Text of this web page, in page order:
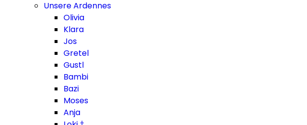
Unsere Ardennes
Olivia
Klara
Jos
Gretel
Gustl
Bambi
Bazi
Moses
Anja